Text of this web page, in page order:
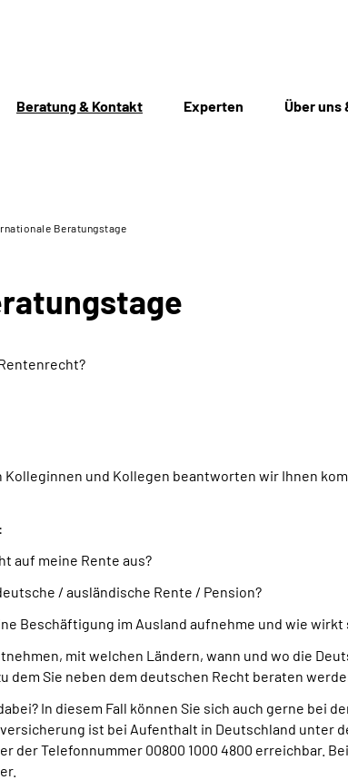
Beratung & Kontakt Experten Über uns
Beratungstage
Kolleginnen und Kollegen beantworten wir Ihnen
auf meine Rente aus?
/ ausländische Rente / Pension?
Beschäftigung im Ausland aufnehme und wie wirkt
mit welchen Ländern, wann und wo die
dem Sie neben dem deutschen Recht beraten
In diesem Fall können Sie sich auch gerne
ist bei Aufenthalt in Deutschland unter
der Telefonnummer 00800 1000 4800 erreichbar.